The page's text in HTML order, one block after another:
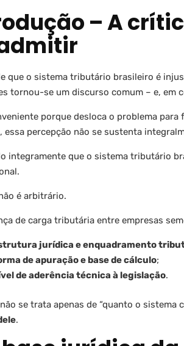
– A
que o sistema tributário brasileiro é
tornou-se um discurso comum – e, em
porque desloca o problema
essa percepção não se sustenta
integramente que o sistema tributário
é arbitrário.
de carga tributária entre empresas
jurídica e enquadramento
de apuração e base de cálculo;
de aderência técnica à legislação.
se trata apenas de “quanto o sistema
.